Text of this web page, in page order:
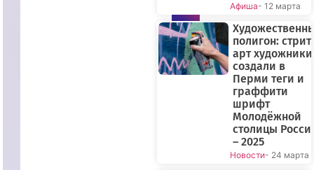
ЭФИР
Афиша- 12 марта
полигон:
арт художники
создали в
Перми теги и
граффити
шрифт
Молодёжной
столицы
– 2025
Новости- 24 марта